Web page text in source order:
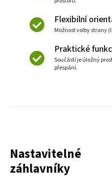
Flexibilní
Možnost volby strany
Praktické
Součástí je úložný
přespání.
Nastavitelné
záhlavníky